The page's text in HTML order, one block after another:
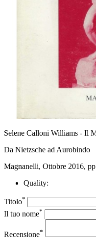
Selene Calloni Williams - Il
Da Nietzsche ad Aurobindo
Magnanelli, Ottobre 2016,
Quality:
Titolo*
Il tuo nome*
Recensione*